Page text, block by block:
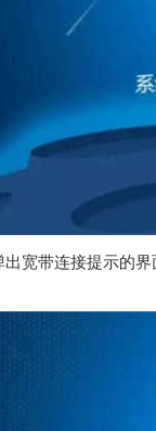
出宽带连接提示的